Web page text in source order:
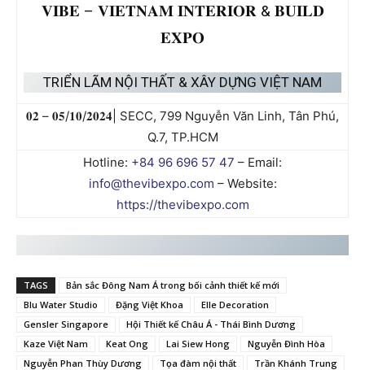
𝐕𝐈𝐁𝐄 – 𝐕𝐈𝐄𝐓𝐍𝐀𝐌 𝐈𝐍𝐓𝐄𝐑𝐈𝐎𝐑 & 𝐁𝐔𝐈𝐋𝐃
𝐄𝐗𝐏𝐎
TRIỂN LÃM NỘI THẤT & XÂY DỰNG VIỆT NAM
𝟎𝟐 – 𝟎𝟓/𝟏𝟎/𝟐𝟎𝟐𝟒| SECC, 799 Nguyễn Văn Linh, Tân Phú,
Q.7, TP.HCM
Hotline: +84 96 696 57 47 – Email:
info@thevibexpo.com – Website:
https://thevibexpo.com
TAGS
Bản sắc Đông Nam Á trong bối cảnh thiết kế mới
Blu Water Studio
Đặng Việt Khoa
Elle Decoration
Gensler Singapore
Hội Thiết kế Châu Á - Thái Bình Dương
Kaze Việt Nam
Keat Ong Lai Siew Hong
Nguyễn Đình Hòa
Nguyễn Phan Thùy Dương
Tọa đàm nội thất
Trần Khánh Trung